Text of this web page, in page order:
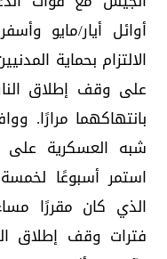
أوائل أيار/مايو
الالتزام بحماية
على وقف إطلاق
بانتهاكهما مرارًا.
شبه العسكرية على
استمر أسبوعًا
الذي كان مقررًا
فترات وقف إطلاق